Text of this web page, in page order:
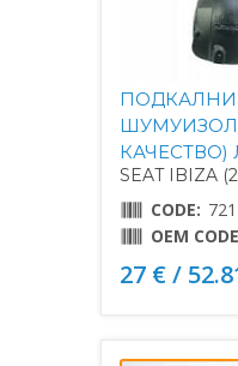
КАЧЕСТВО)
SEAT IBIZA
CODE:
OEM
27 € /